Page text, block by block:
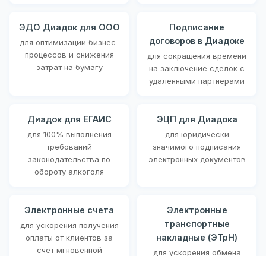
ЭДО Диадок для ООО
для оптимизации бизнес-
процессов и снижения
затрат на бумагу
Подписание
договоров в Диадоке
для сокращения времени
на заключение сделок с
удаленными партнерами
Диадок для ЕГАИС
для 100% выполнения
требований
законодательства по
обороту алкоголя
ЭЦП для Диадока
для юридически
значимого подписания
электронных документов
Электронные счета
для ускорения получения
оплаты от клиентов за
счет мгновенной
Электронные
транспортные
накладные (ЭТрН)
для ускорения обмена